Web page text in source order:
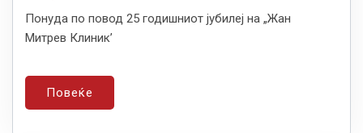
Понуда по повод 25 годишниот јубилеј на „Жан
Митрев Клиник’
Повеќе